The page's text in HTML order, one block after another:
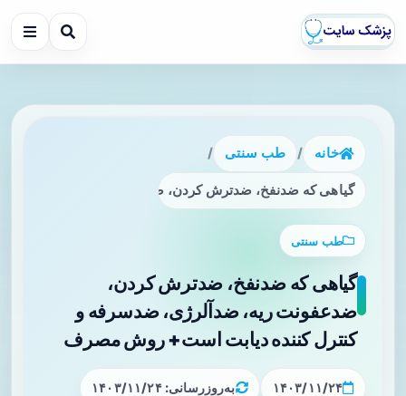
خانه / طب سنتی /
گیاهی که ضدنفخ، ضدترش کردن، ضدعفونت ریه، ضدآلرژی،
طب سنتی
گیاهی که ضدنفخ، ضدترش کردن،
ضدعفونت ریه، ضدآلرژی، ضدسرفه و
کنترل کننده دیابت است+ روش مصرف
۱۴۰۳/۱۱/۲۴ به‌روزرسانی: ۱۴۰۳/۱۱/۲۴